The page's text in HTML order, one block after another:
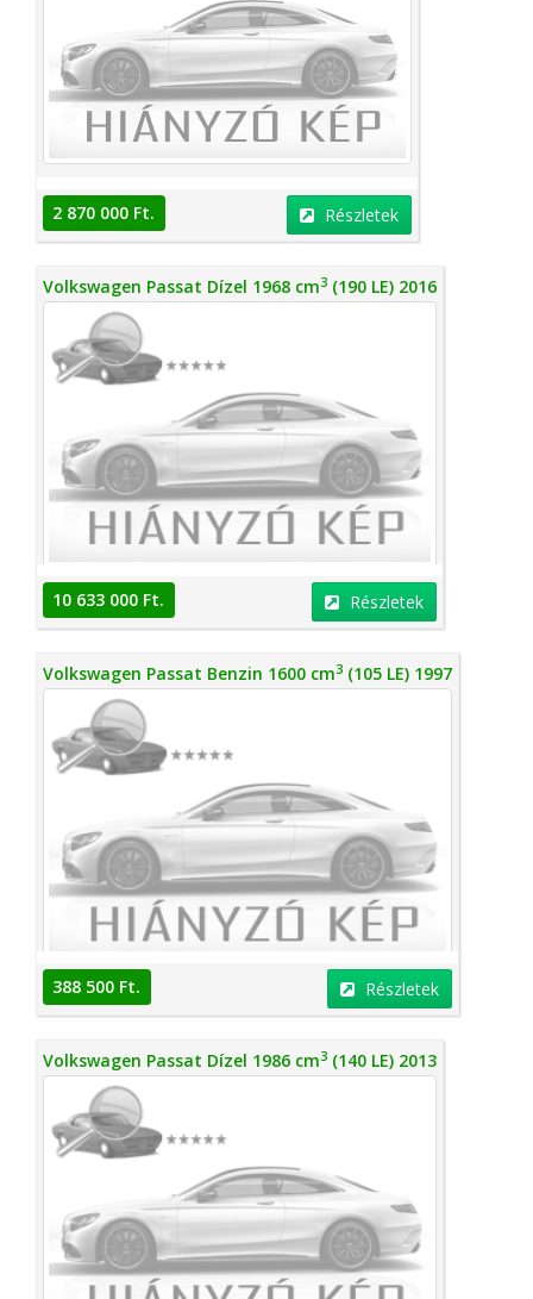
2 870 000 Ft. Részletek
Volkswagen Passat Dízel 1968 cm3 (190 LE) 2016
10 633 000 Ft. Részletek
Volkswagen Passat Benzin 1600 cm3 (105 LE) 1997
388 500 Ft. Részletek
Volkswagen Passat Dízel 1986 cm3 (140 LE) 2013